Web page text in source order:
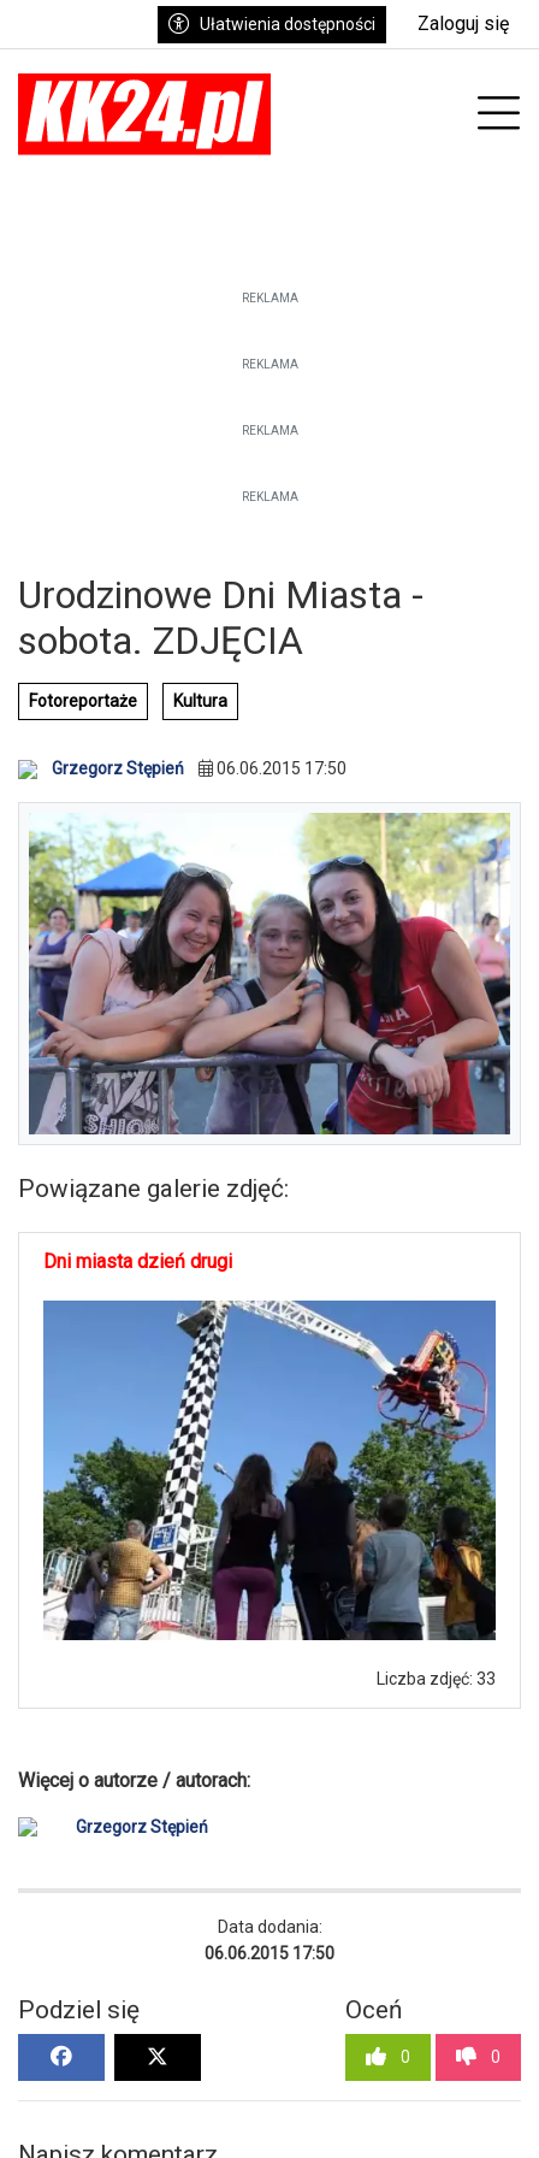
Ułatwienia dostępności Zaloguj się
REKLAMA
REKLAMA
REKLAMA
REKLAMA
Urodzinowe Dni Miasta -
sobota. ZDJĘCIA
Fotoreportaże Kultura
Grzegorz Stępień 06.06.2015 17:50
Powiązane galerie zdjęć:
Dni miasta dzień drugi
Liczba zdjęć: 33
Więcej o autorze / autorach:
Grzegorz Stępień
Data dodania:
06.06.2015 17:50
Podziel się Oceń
0 0